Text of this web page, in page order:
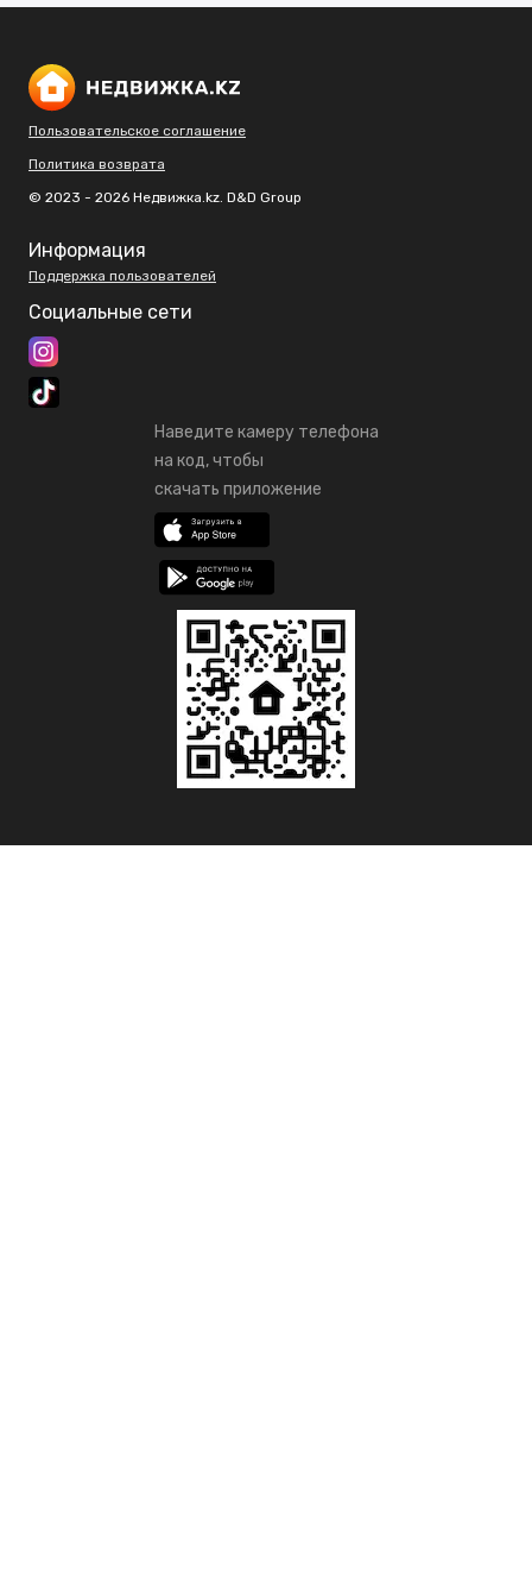
Пользовательское соглашение
Политика возврата
© 2023 - 2026 Недвижка.kz. D&D Group
Информация
Поддержка пользователей
Социальные сети
Наведите камеру телефона
на код, чтобы
скачать приложение